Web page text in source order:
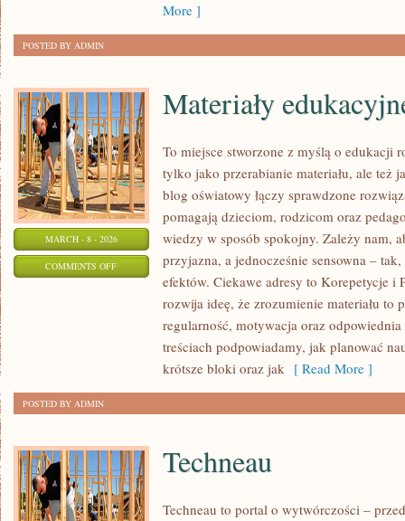
More ]
POSTED BY ADMIN
MARCH - 8 - 2026
COMMENTS OFFON
MATERIAŁY
EDUKACYJNE
Materiały
To miejsce stworzone z myślą o edukacji
tylko jako przerabianie materiału, ale też
blog oświatowy łączy sprawdzone
pomagają dzieciom, rodzicom oraz
wiedzy w sposób spokojny. Zależy nam,
przyjazna, a jednocześnie sensowna –
efektów. Ciekawe adresy to Korepetycje i
rozwija ideę, że zrozumienie materiału to
regularność, motywacja oraz
treściach podpowiadamy, jak planować
krótsze bloki oraz jak [ Read More ]
POSTED BY ADMIN
Techneau
Techneau to portal o wytwórczości –